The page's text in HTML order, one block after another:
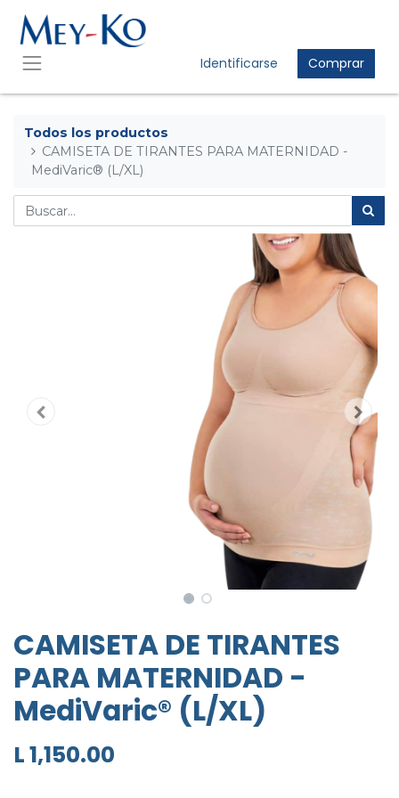
Identificarse Comprar
Todos los productos
CAMISETA DE TIRANTES PARA MATERNIDAD -
MediVaric® (L/XL)
CAMISETA DE TIRANTES
PARA MATERNIDAD -
MediVaric® (L/XL)
L1,150.00